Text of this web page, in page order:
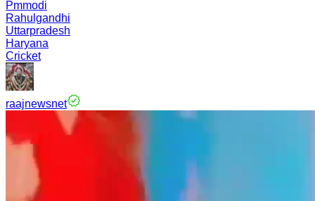
Pmmodi
Rahulgandhi
Uttarpradesh
Haryana
Cricket
raajnewsnet